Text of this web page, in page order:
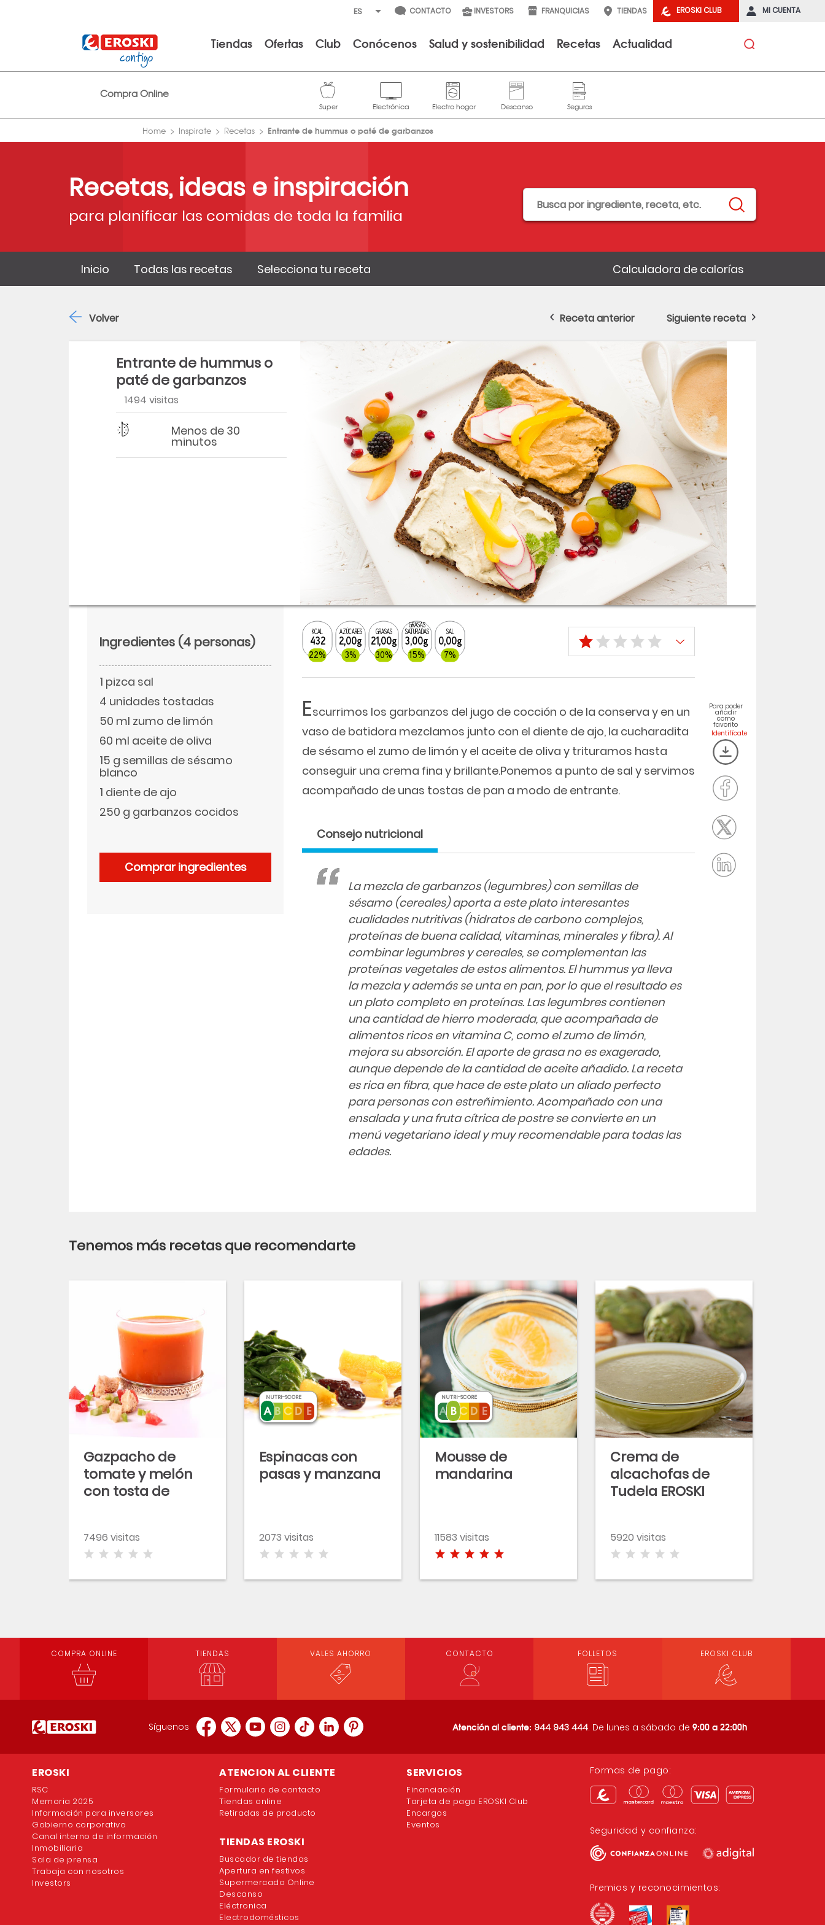
EROSKI CLUB MI CUENTA
CONTACTO INVESTORS FRANQUICIAS TIENDAS
Tiendas Ofertas Club Conócenos Salud y sostenibilidad Recetas Actualidad
Compra Online
Home Inspirate Recetas Entrante de hummus o paté de garbanzos
Recetas, ideas e inspiración
para planificar las comidas de toda la familia
Inicio Todas las recetas Selecciona tu receta Calculadora de calorías
Entrante de hummus o
paté de garbanzos
1494 visitas
Dificultad
Tiempo Menos de 30
minutos
KCAL
432
22%
AZÚCARES
2,00g
3%
GRASAS
21,00g
30%
GRASAS
SATURADAS
3,00g
15%
SAL
0,00g
7%
Escurrimos los garbanzos del jugo de cocción o de la conserva y en un
vaso de batidora mezclamos junto con el diente de ajo, la cucharadita
de sésamo el zumo de limón y el aceite de oliva y trituramos hasta
conseguir una crema fina y brillante.Ponemos a punto de sal y servimos
acompañado de unas tostas de pan a modo de entrante.
Consejo nutricional
La mezcla de garbanzos (legumbres) con semillas de
sésamo (cereales) aporta a este plato interesantes
cualidades nutritivas (hidratos de carbono complejos,
proteínas de buena calidad, vitaminas, minerales y fibra). Al
combinar legumbres y cereales, se complementan las
proteínas vegetales de estos alimentos. El hummus ya lleva
la mezcla y además se unta en pan, por lo que el resultado es
un plato completo en proteínas. Las legumbres contienen
una cantidad de hierro moderada, que acompañada de
alimentos ricos en vitamina C, como el zumo de limón,
mejora su absorción. El aporte de grasa no es exagerado,
aunque depende de la cantidad de aceite añadido. La receta
es rica en fibra, que hace de este plato un aliado perfecto
para personas con estreñimiento. Acompañado con una
ensalada y una fruta cítrica de postre se convierte en un
menú vegetariano ideal y muy recomendable para todas las
edades.
Para poder
añadir
como
favorito
Ingredientes (4 personas)
1 pizca sal
4 unidades tostadas
50 ml zumo de limón
60 ml aceite de oliva
15 g semillas de sésamo
blanco
1 diente de ajo
250 g garbanzos cocidos
Comprar ingredientes
Volver Receta anterior Siguiente receta
Tenemos más recetas que recomendarte
Gazpacho de
tomate y melón
con tosta de
7496 visitas
Espinacas con
pasas y manzana
2073 visitas
NUTRI-SCORE
Mousse de
mandarina
11583 visitas
NUTRI-SCORE
Crema de
alcachofas de
Tudela EROSKI
5920 visitas
COMPRA ONLINE TIENDAS VALES AHORRO CONTACTO FOLLETOS EROSKI CLUB
Síguenos Atención al cliente: 944 943 444. De lunes a sábado de 9:00 a 22:00h
EROSKI
RSC
Memoria 2025
Información para inversores
Gobierno corporativo
Canal interno de información
Inmobiliaria
Sala de prensa
Trabaja con nosotros
Investors
ATENCION AL CLIENTE
Formulario de contacto
Tiendas online
Retiradas de producto
TIENDAS EROSKI
Buscador de tiendas
Apertura en festivos
Supermercado Online
Descanso
Eléctronica
Electrodomésticos
SERVICIOS
Financiación
Tarjeta de pago EROSKI Club
Encargos
Eventos
Formas de pago:
Seguridad y confianza:
Premios y reconocimientos: